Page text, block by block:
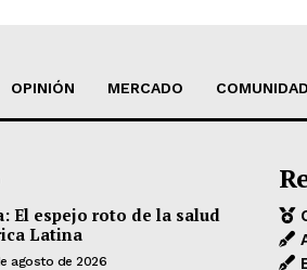
OPINIÓN MERCADO COMUNIDAD
El espejo roto de la salud
Latina
agosto de 2026